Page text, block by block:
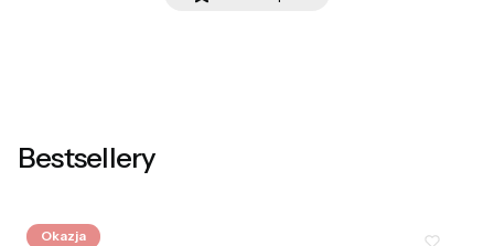
Bestsellery
Okazja